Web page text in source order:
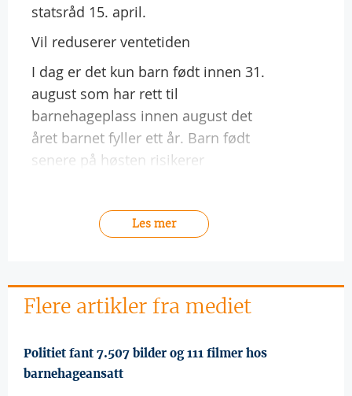
statsråd 15. april.
Vil reduserer ventetiden
I dag er det kun barn født innen 31.
august som har rett til
barnehageplass innen august det
året barnet fyller ett år. Barn født
senere på høsten risikerer
Les mer
Flere artikler fra mediet
Politiet fant 7.507 bilder og 111 filmer hos
barnehageansatt